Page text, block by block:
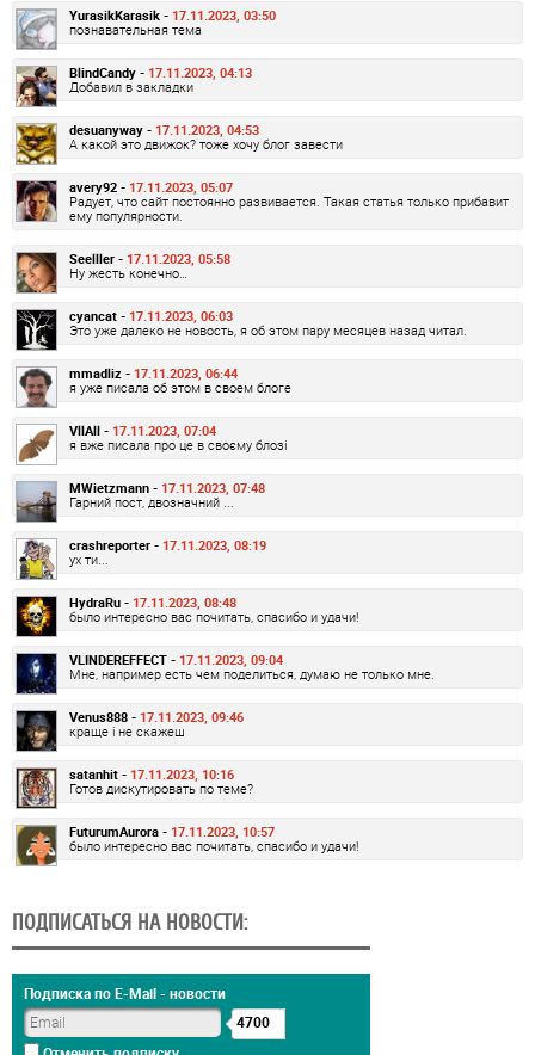
YurasikKarasik - 17.11.2023, 03:50
познавательная тема
BlindCandy - 17.11.2023, 04:13
Добавил в закладки
desuanyway - 17.11.2023, 04:53
А какой это движок? тоже хочу блог завести
avery92 - 17.11.2023, 05:07
Радует, что сайт постоянно развивается. Такая статья только прибавит
ему популярности.
Seelller - 17.11.2023, 05:58
Ну жесть конечно…
cyancat - 17.11.2023, 06:03
Это уже далеко не новость, я об этом пару месяцев назад читал.
mmadliz - 17.11.2023, 06:44
я уже писала об этом в своем блоге
VllAll - 17.11.2023, 07:04
я вже писала про це в своєму блозі
MWietzmann - 17.11.2023, 07:48
Гарний пост, двозначний ...
crashreporter - 17.11.2023, 08:19
ух ти...
HydraRu - 17.11.2023, 08:48
было интересно вас почитать, спасибо и удачи!
VLINDEREFFECT - 17.11.2023, 09:04
Мне, например есть чем поделиться, думаю не только мне.
Venus888 - 17.11.2023, 09:46
краще і не скажеш
satanhit - 17.11.2023, 10:16
Готов дискутировать по теме?
FuturumAurora - 17.11.2023, 10:57
было интересно вас почитать, спасибо и удачи!
ПОДПИСАТЬСЯ НА НОВОСТИ:
Подписка по E-Mail - новости
4700